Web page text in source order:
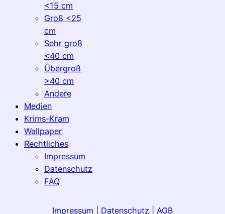
<15 cm
Groß <25
cm
Sehr groß
<40 cm
Übergroß
>40 cm
Andere
Medien
Krims-Kram
Wallpaper
Rechtliches
Impressum
Datenschutz
FAQ
Impressum Datenschutz AGB